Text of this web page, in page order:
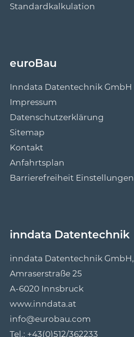
Standardkalkulation
euroBau
Inndata Datentechnik GmbH
Impressum
Datenschutzerklärung
Sitemap
Kontakt
Anfahrtsplan
Barrierefreiheit Einstellungen
inndata Datentechnik
inndata Datentechnik GmbH,
Amraserstraße 25
A-6020 Innsbruck
www.inndata.at
info@eurobau.com
Tel.: +43(0)512/362233